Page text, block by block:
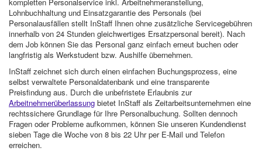
Lohnbuchhaltung und Einsatzgarantie des Personals (bei
Personalausfällen stellt InStaff Ihnen ohne zusätzliche Servicegebühren
innerhalb von 24 Stunden gleichwertiges Ersatzpersonal bereit). Nach
dem Job können Sie das Personal ganz einfach erneut buchen oder
langfristig als Werkstudent bzw. Aushilfe übernehmen.
InStaff zeichnet sich durch einen einfachen Buchungsprozess, eine
selbst verwaltete Personaldatenbank und eine transparente
Preisfindung aus. Durch die unbefristete Erlaubnis zur
Arbeitnehmerüberlassung bietet InStaff als Zeitarbeitsunternehmen eine
rechtssichere Grundlage für Ihre Personalbuchung. Sollten dennoch
Fragen oder Probleme aufkommen, können Sie unseren Kundendienst
sieben Tage die Woche von 8 bis 22 Uhr per E-Mail und Telefon
erreichen.